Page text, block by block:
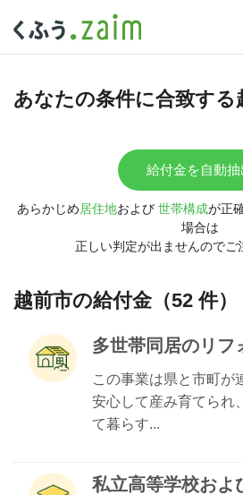
あなたの条件に合致する
給付金を自動抽
あらかじめ居住地および 世帯構成が正
場合は
正しい判定が出ませんのでご
越前市の給付金（52 件）
多世帯同居のリフ
この事業は県と市町が
安心して産み育てられ
て暮らす...
私立高等学校およ